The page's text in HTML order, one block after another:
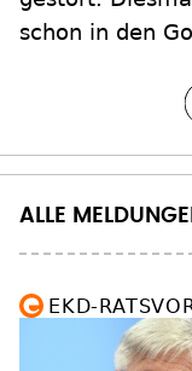
schon in den
ALLE
EKD-